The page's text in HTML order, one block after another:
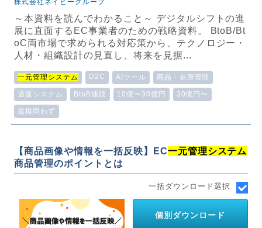
株式会社ネイビーグループ
～本資料を読んでわかること～ デジタルシフトの進
展に直面するEC事業者のための戦略資料。 BtoB/Bt
oC両市場で求められる対応策から、テクノロジー・
人材・組織設計の見直し、将来を見据...
一元管理システム D2C AIツール 商品・在庫管理
通販システム BtoB通販 10億〜30億円 30億円〜
規模問わず
【商品画像や情報を一括反映】EC一元管理システム
商品管理のポイントとは
一括ダウンロード選択
個別ダウンロード